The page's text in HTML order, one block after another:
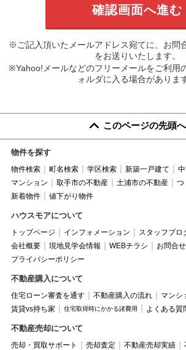
※ご記入頂いたメールアドレス宛てに、お問
をお送りいたします。
※Yahoo!メールなどのフリーメールをご利用
ォルダに入る場合がありま
このページの先頭へ
物件を探す
物件検索 町名検索 学区検索 新築一戸建て
マンション
取手市の不動産 土浦市の不動産
つ
新着物件
値下がり物件
ハウスモアについて
トップページ インフォメーション スタッフブロ
会社概要
現地見学会情報 WEBチラシ
お問合せ
プライバシーポリシー
不動産購入について
住宅ローン審査を通す 不動産購入の流れ
マンシ
賃貸vs持ち家
住宅取得時にかかる諸費用 よくある質
不動産売却について
売却・買取サポート 売却査定 不動産売却実績